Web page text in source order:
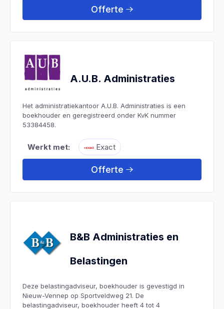
Offerte
A.U.B. Administraties
Het administratiekantoor A.U.B. Administraties is een
boekhouder en geregistreerd onder KvK nummer
53384458.
Werkt met: Exact
Offerte
B&B Administraties en
Belastingen
Deze belastingadviseur, boekhouder is gevestigd in
Nieuw-Vennep op Sportveldweg 21. De
belastingadviseur, boekhouder heeft 4 tot 4